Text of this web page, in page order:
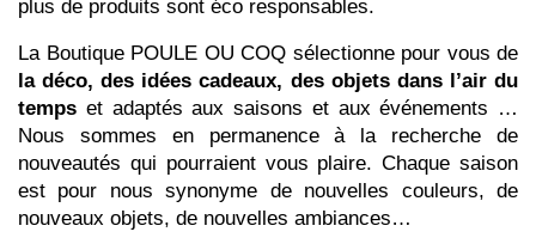
plus de produits sont éco responsables.
la déco, des idées cadeaux, des objets dans l’air du
temps et adaptés aux saisons et aux événements …
Nous sommes en permanence à la recherche de
nouveautés qui pourraient vous plaire. Chaque saison
est pour nous synonyme de nouvelles couleurs, de
nouveaux objets, de nouvelles ambiances…